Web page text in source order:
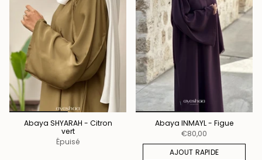
Abaya SHYARAH - Citron
vert
Épuisé
Abaya INMAYL - Figue
€80,00
AJOUT RAPIDE